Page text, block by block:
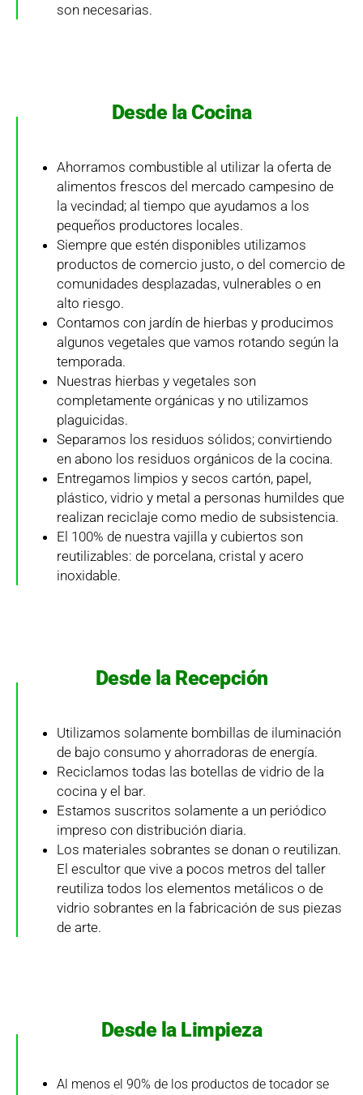
son necesarias.
Desde la Cocina
Ahorramos combustible al utilizar la oferta de
alimentos frescos del mercado campesino de
la vecindad; al tiempo que ayudamos a los
pequeños productores locales.
Siempre que estén disponibles utilizamos
productos de comercio justo, o del comercio de
comunidades desplazadas, vulnerables o en
alto riesgo.
Contamos con jardín de hierbas y producimos
algunos vegetales que vamos rotando según la
temporada.
Nuestras hierbas y vegetales son
completamente orgánicas y no utilizamos
plaguicidas.
Separamos los residuos sólidos; convirtiendo
en abono los residuos orgánicos de la cocina.
Entregamos limpios y secos cartón, papel,
plástico, vidrio y metal a personas humildes que
realizan reciclaje como medio de subsistencia.
El 100% de nuestra vajilla y cubiertos son
reutilizables: de porcelana, cristal y acero
inoxidable.
Desde la Recepción
Utilizamos solamente bombillas de iluminación
de bajo consumo y ahorradoras de energía.
Reciclamos todas las botellas de vidrio de la
cocina y el bar.
Estamos suscritos solamente a un periódico
impreso con distribución diaria.
Los materiales sobrantes se donan o reutilizan.
El escultor que vive a pocos metros del taller
reutiliza todos los elementos metálicos o de
vidrio sobrantes en la fabricación de sus piezas
de arte.
Desde la Limpieza
Al menos el 90% de los productos de tocador se